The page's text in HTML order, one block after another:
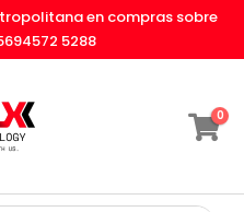
en compras sobre
5288
0